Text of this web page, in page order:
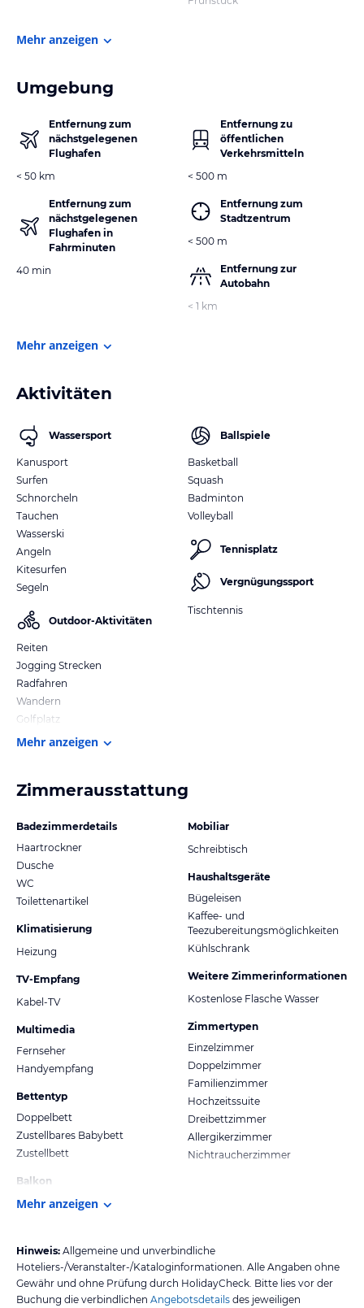
Mehr anzeigen
Umgebung
Entfernung zum
nächstgelegenen
Flughafen
< 50 km
Entfernung zum
nächstgelegenen
Flughafen in
Fahrminuten
40 min
Entfernung zu
öffentlichen
Verkehrsmitteln
< 500 m
Entfernung zum
Stadtzentrum
< 500 m
Entfernung zur
Autobahn
< 1 km
Mehr anzeigen
Aktivitäten
Wassersport
Kanusport
Surfen
Schnorcheln
Tauchen
Wasserski
Angeln
Kitesurfen
Segeln
Outdoor-Aktivitäten
Reiten
Jogging Strecken
Radfahren
Wandern
Golfplatz
Ballspiele
Basketball
Squash
Badminton
Volleyball
Tennisplatz
Vergnügungssport
Tischtennis
Mehr anzeigen
Zimmerausstattung
Badezimmerdetails
Haartrockner
Dusche
WC
Toilettenartikel
Klimatisierung
Heizung
TV-Empfang
Kabel-TV
Multimedia
Fernseher
Handyempfang
Bettentyp
Doppelbett
Zustellbares Babybett
Zustellbett
Balkon
Mobiliar
Schreibtisch
Haushaltsgeräte
Bügeleisen
Kaffee- und
Teezubereitungsmöglichkeiten
Kühlschrank
Weitere Zimmerinformationen
Kostenlose Flasche Wasser
Zimmertypen
Einzelzimmer
Doppelzimmer
Familienzimmer
Hochzeitssuite
Dreibettzimmer
Allergikerzimmer
Nichtraucherzimmer
Mehr anzeigen
Hinweis: Allgemeine und unverbindliche
Hoteliers-/Veranstalter-/Kataloginformationen. Alle Angaben ohne
Gewähr und ohne Prüfung durch HolidayCheck. Bitte lies vor der
Buchung die verbindlichen Angebotsdetails des jeweiligen